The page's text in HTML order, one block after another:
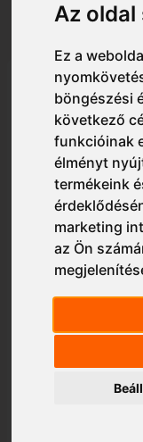
Az oldal
Ez a
böngészési
következő
funkcióinak
élményt
termékeink
marketing
az Ön
Részletes
2636
szálas